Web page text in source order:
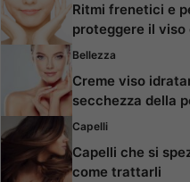
Ritmi frenetici e
proteggere il viso
Bellezza
Creme viso
secchezza della
Capelli
Capelli che si
come trattarli